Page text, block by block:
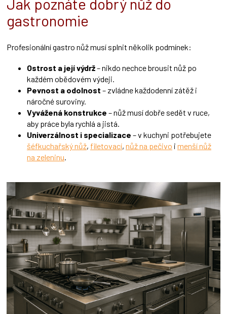
Jak poznáte dobrý nůž do
gastronomie
Profesionální gastro nůž musí splnit několik podmínek:
Ostrost a její výdrž– nikdo nechce brousit nůž po
každém obědovém výdeji.
Pevnost a odolnost – zvládne každodenní zátěž i
náročné suroviny.
Vyvážená konstrukce – nůž musí dobře sedět v ruce,
aby práce byla rychlá a jistá.
Univerzálnost i specializace – v kuchyni potřebujete
šéfkuchařský nůž, filetovací, nůž na pečivo i menší nůž
na zeleninu.